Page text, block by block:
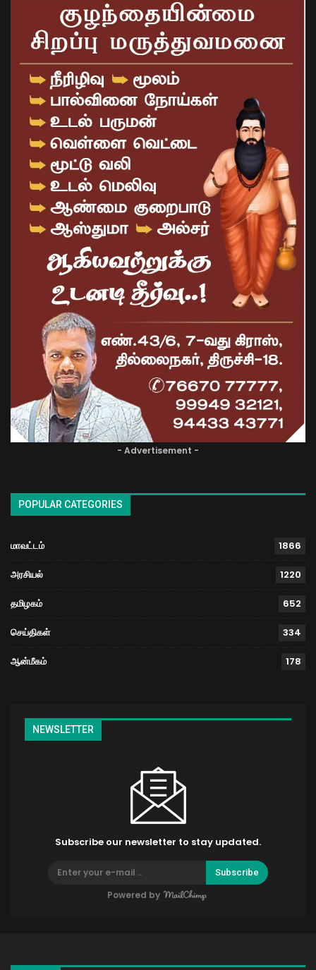
- Advertisement -
POPULAR CATEGORIES
மாவட்டம் 1866
அரசியல் 1220
தமிழகம் 652
செய்திகள் 334
ஆன்மீகம் 178
NEWSLETTER
Subscribe our newsletter to stay updated.
Subscribe
Powered by